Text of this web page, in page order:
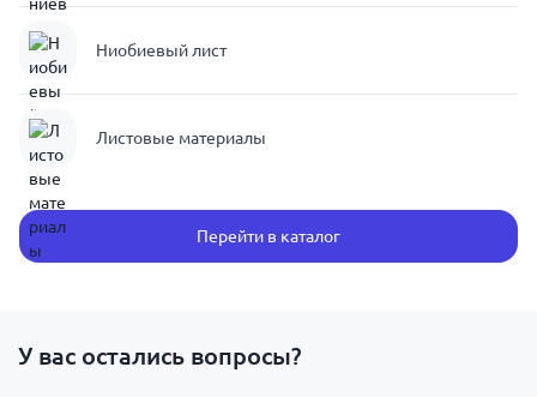
Ниобиевый лист
Листовые материалы
Перейти в каталог
У вас остались вопросы?